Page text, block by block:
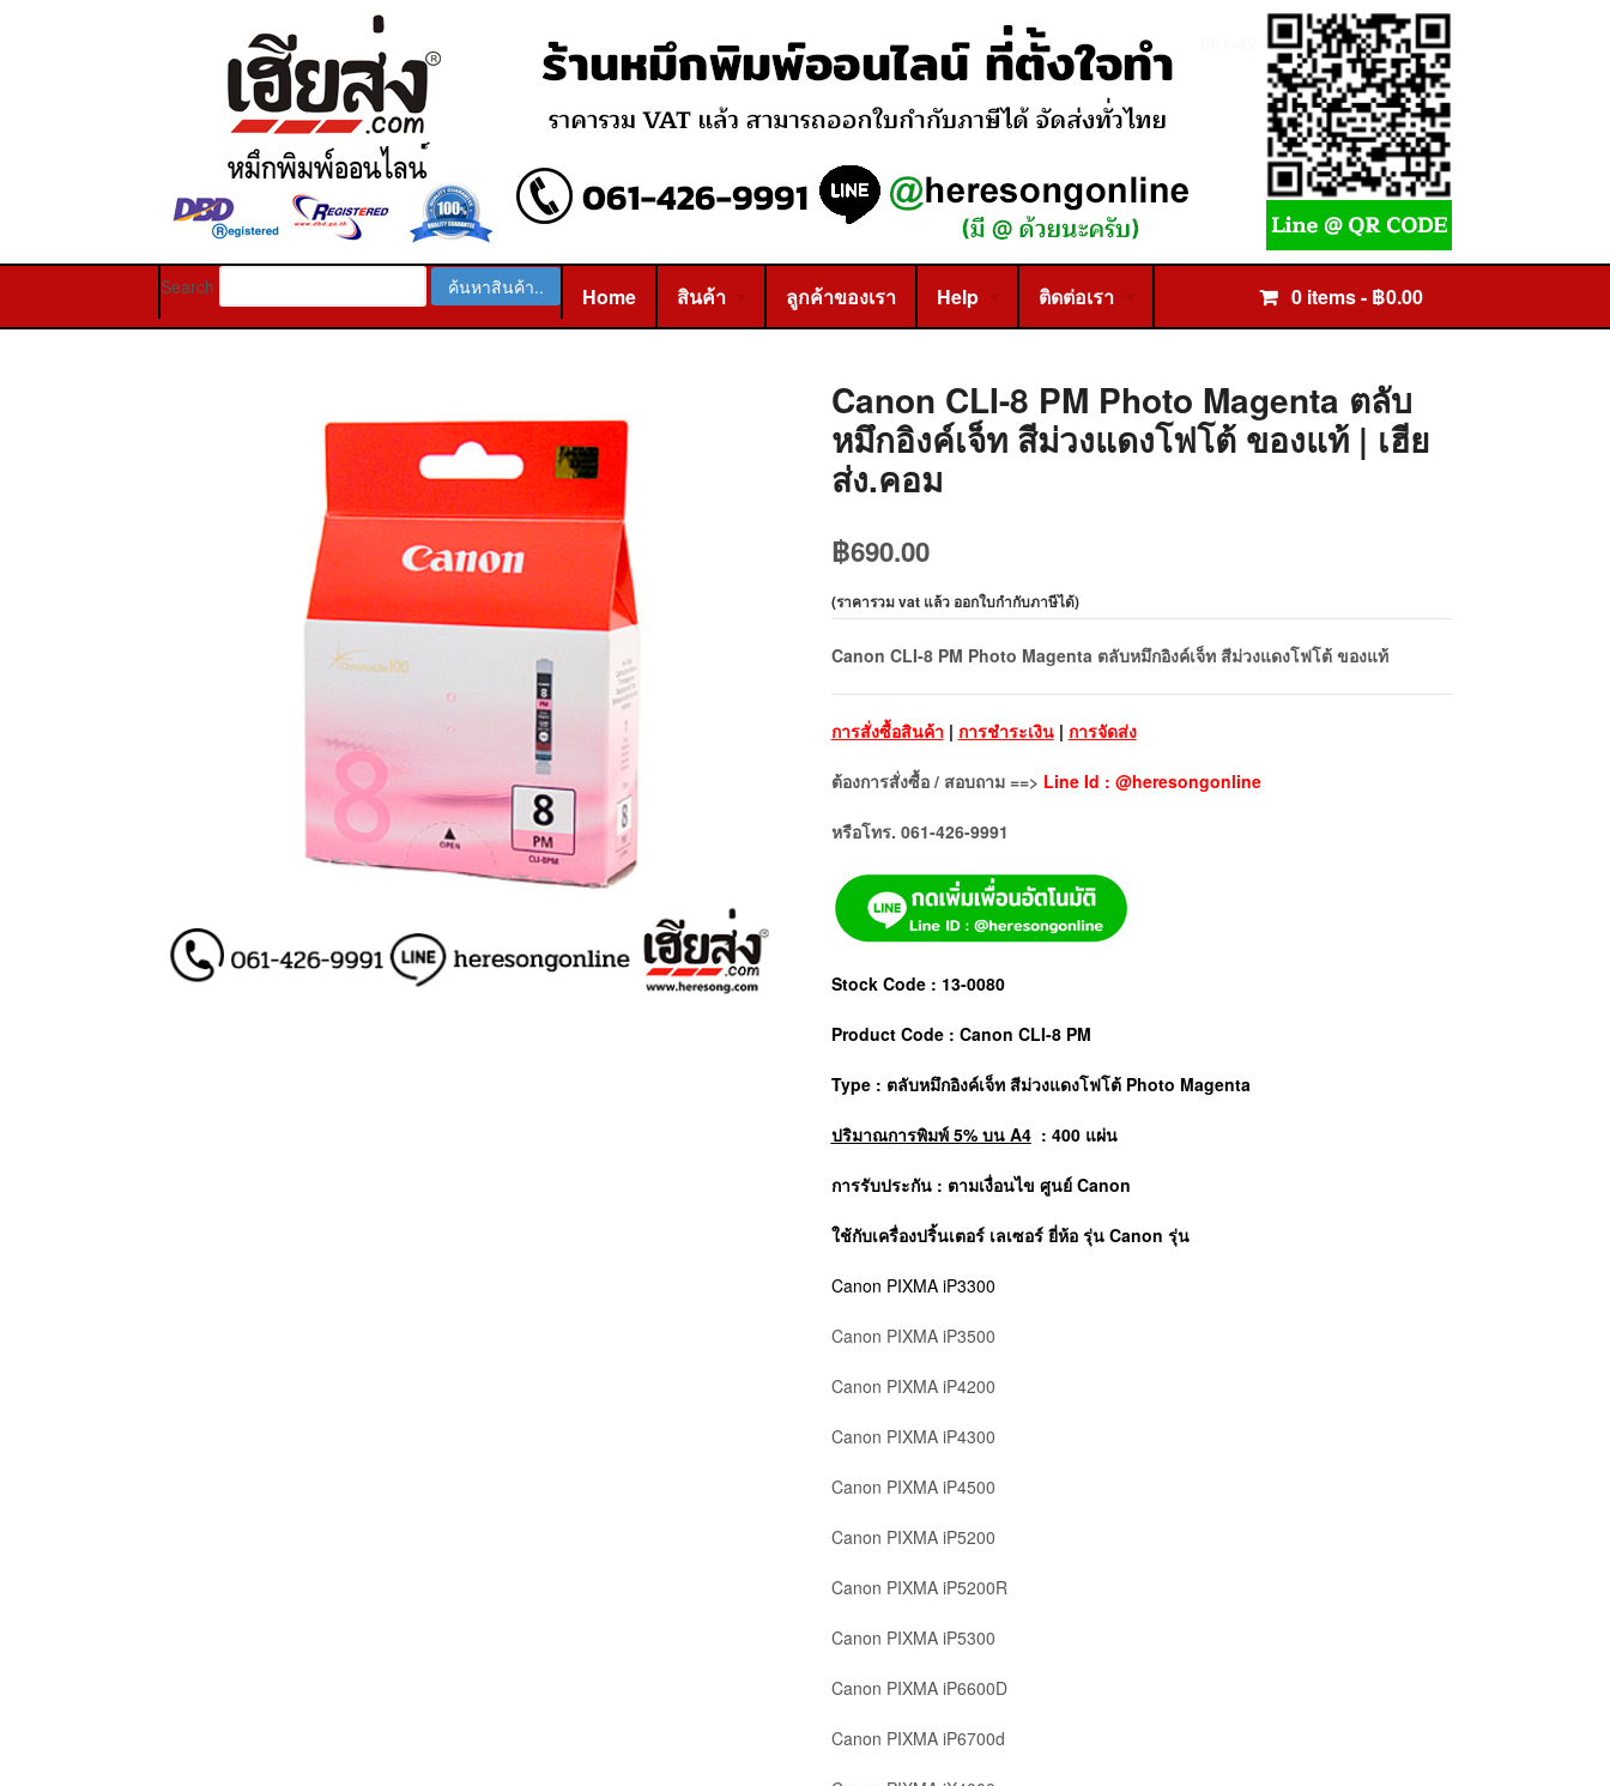
Search Home สินค้า ลูกค้าของเรา Help ติดต่อเรา 0 items - ฿0.00
Canon CLI-8 PM Photo Magenta ตลับ
หมึกอิงค์เจ็ท สีม่วงแดงโฟโต้ ของแท้ | เฮีย
ส่ง.คอม
฿690.00
(ราคารวม vat แล้ว ออกใบกำกับภาษีได้)
Canon CLI-8 PM Photo Magenta ตลับหมึกอิงค์เจ็ท สีม่วงแดงโฟโต้ ของแท้
การสั่งซื้อสินค้า | การชำระเงิน| การจัดส่ง
ต้องการสั่งซื้อ / สอบถาม ==> Line Id : @heresongonline
หรือโทร. 061-426-9991
Stock Code : 13-0080
Product Code : Canon CLI-8 PM
Type : ตลับหมึกอิงค์เจ็ท สีม่วงแดงโฟโต้ Photo Magenta
ปริมาณการพิมพ์ 5% บน A4: 400 แผ่น
การรับประกัน : ตามเงื่อนไข ศูนย์ Canon
ใช้กับเครื่องปริ้นเตอร์ เลเซอร์ ยี่ห้อ รุ่น Canon รุ่น
Canon PIXMA iP3300
Canon PIXMA iP3500
Canon PIXMA iP4200
Canon PIXMA iP4300
Canon PIXMA iP4500
Canon PIXMA iP5200
Canon PIXMA iP5200R
Canon PIXMA iP5300
Canon PIXMA iP6600D
Canon PIXMA iP6700d